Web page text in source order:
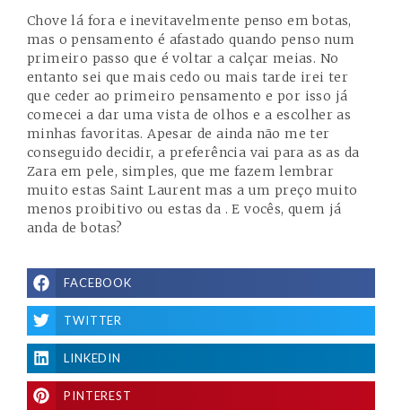
Chove lá fora e inevitavelmente penso em botas,
mas o pensamento é afastado quando penso num
primeiro passo que é voltar a calçar meias. No
entanto sei que mais cedo ou mais tarde irei ter
que ceder ao primeiro pensamento e por isso já
comecei a dar uma vista de olhos e a escolher as
minhas favoritas. Apesar de ainda não me ter
conseguido decidir, a preferência vai para as as da
Zara em pele, simples, que me fazem lembrar
muitoestas Saint Laurent mas a um preço muito
menos proibitivo ou estas da . E vocês, quem já
anda de botas?
FACEBOOK
TWITTER
LINKEDIN
PINTEREST